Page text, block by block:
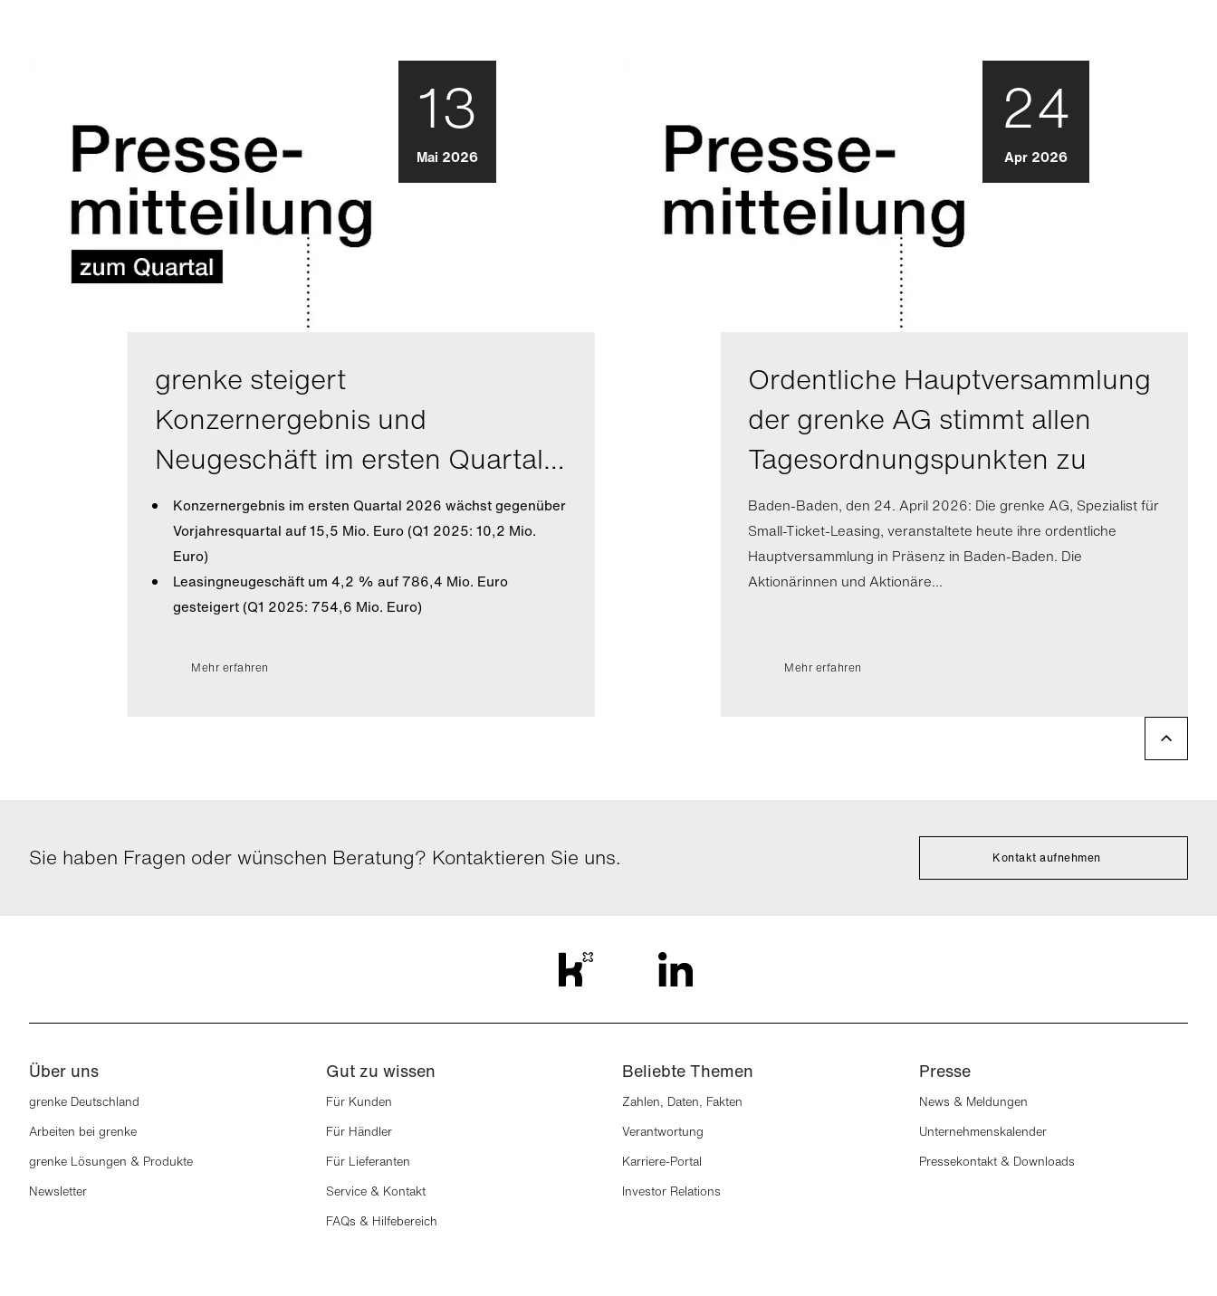
13
Mai 2026
grenke steigert
Konzernergebnis und
Neugeschäft im ersten Quartal…
Konzernergebnis im ersten Quartal 2026 wächst gegenüber
Vorjahresquartal auf 15,5 Mio. Euro (Q1 2025: 10,2 Mio.
Euro)
Leasingneugeschäft um 4,2 % auf 786,4 Mio. Euro
gesteigert (Q1 2025: 754,6 Mio. Euro)
Mehr erfahren
24
Apr 2026
Ordentliche Hauptversammlung
der grenke AG stimmt allen
Tagesordnungspunkten zu
Baden-Baden, den 24. April 2026: Die grenke AG, Spezialist für
Small-Ticket-Leasing, veranstaltete heute ihre ordentliche
Hauptversammlung in Präsenz in Baden-Baden. Die
Aktionärinnen und Aktionäre...
Mehr erfahren
Sie haben Fragen oder wünschen Beratung? Kontaktieren Sie uns. Kontakt aufnehmen
Über uns
grenke Deutschland
Arbeiten bei grenke
grenke Lösungen & Produkte
Newsletter
Gut zu wissen
Für Kunden
Für Händler
Für Lieferanten
Service & Kontakt
FAQs & Hilfebereich
Beliebte Themen
Zahlen, Daten, Fakten
Verantwortung
Karriere-Portal
Investor Relations
Presse
News & Meldungen
Unternehmenskalender
Pressekontakt & Downloads